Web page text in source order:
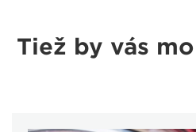
Tiež by vás